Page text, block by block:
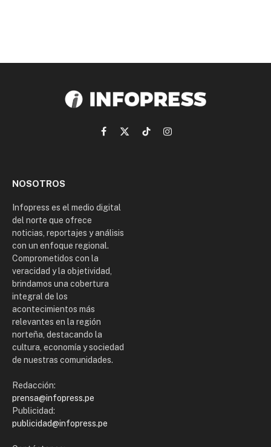
Facebook
X
TikTokInstagram
NOSOTROS
Infopress es el medio digital
del norte que ofrece
noticias, reportajes y análisis
con un enfoque regional.
Comprometidos con la
veracidad y la objetividad,
brindamos una cobertura
integral de los
acontecimientos más
relevantes en la región
norteña, destacando la
cultura, economía y sociedad
de nuestras comunidades.
Redacción:
prensa@infopress.pe
Publicidad:
publicidad@infopress.pe